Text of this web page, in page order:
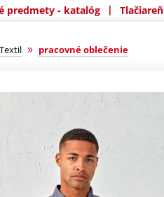
predmety - katalóg | Tlačiareň
Textil » pracovné oblečenie